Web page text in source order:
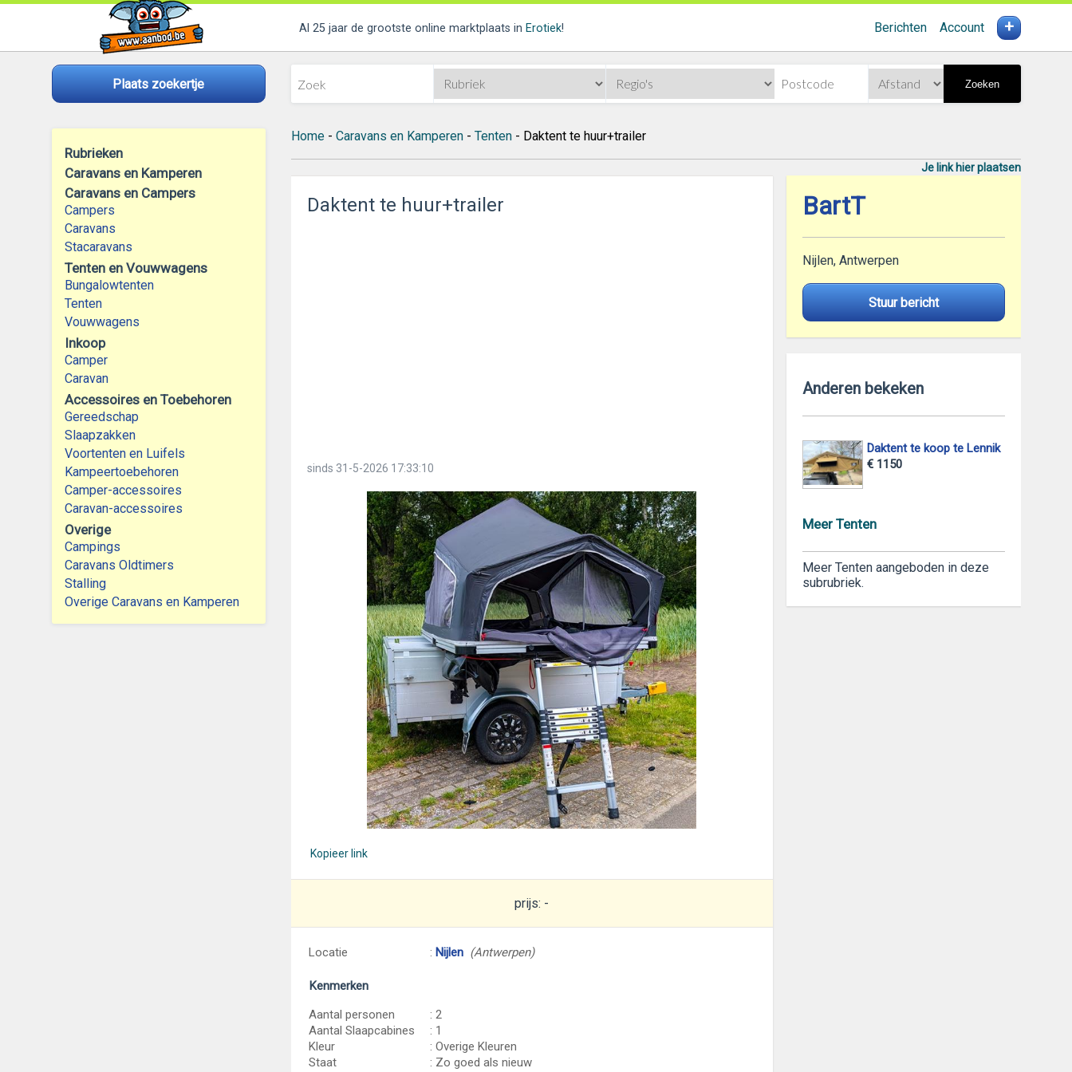
Al 25 jaar de grootste online marktplaats in Erotiek! Berichten Account +
Plaats zoekertje Zoeken
Rubrieken
Caravans en Kamperen
Caravans en Campers
Campers
Caravans
Stacaravans
Tenten en Vouwwagens
Bungalowtenten
Tenten
Vouwwagens
Inkoop
Camper
Caravan
Accessoires en Toebehoren
Gereedschap
Slaapzakken
Voortenten en Luifels
Kampeertoebehoren
Camper-accessoires
Caravan-accessoires
Overige
Campings
Caravans Oldtimers
Stalling
Overige Caravans en Kamperen
Home- Caravans en Kamperen- Tenten- Daktent te huur+trailer
Je link hier plaatsen
Daktent te huur+trailer
sinds 31-5-2026 17:33:10
Kopieer link
prijs: -
Locatie : Nijlen (Antwerpen)
Kenmerken
Aantal personen
: 2
Aantal Slaapcabines
: 1
Kleur
: Overige Kleuren
Staat
: Zo goed als nieuw
BartT
Nijlen, Antwerpen
Stuur bericht
Anderen bekeken
Daktent te koop te Lennik
€ 1150
Meer Tenten
Meer Tenten aangeboden in deze
subrubriek.